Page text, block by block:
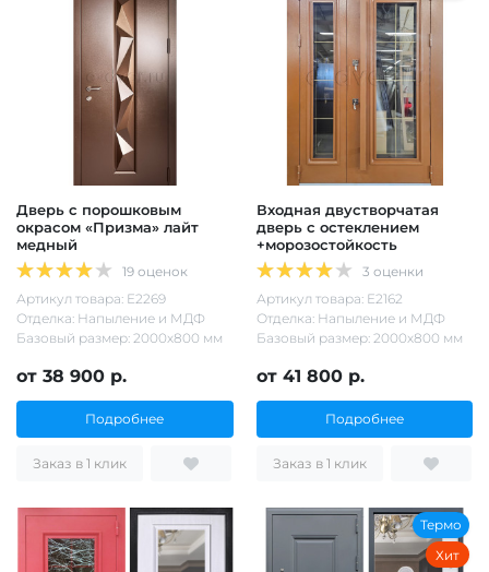
Дверь с порошковым
окрасом «Призма» лайт
медный
19 оценок
Артикул товара: Е2269
Отделка: Напыление и МДФ
Базовый размер: 2000х800 мм
от 38 900 р.
Подробнее
Заказ в 1 клик
Входная двустворчатая
дверь с остеклением
+морозостойкость
3 оценки
Артикул товара: Е2162
Отделка: Напыление и МДФ
Базовый размер: 2000х800 мм
от 41 800 р.
Подробнее
Заказ в 1 клик
Термо
Хит